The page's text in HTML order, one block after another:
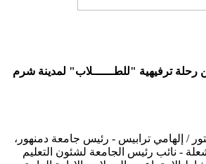
رحلة ترفيهية "للطــــــلاب" لمدينة شرم
/ إلهامي ترابيس - رئيس جامعة دمنهور،
شعلة - نائب رئيس الجامعة لشئون التعليم